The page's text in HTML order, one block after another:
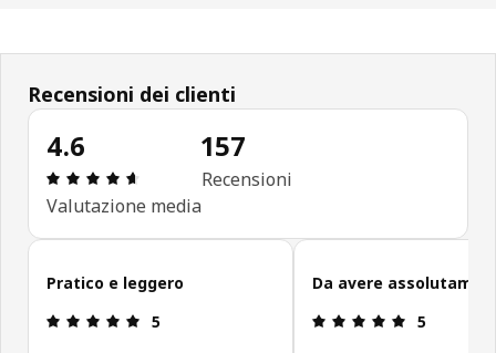
Recensioni dei clienti
4.6
Recensione: 4.6 di 5 stelle. Recensioni totali: 157
Valutazione media
157
Recensioni
Salta le recensioni
Pratico e leggero
Recensione: 5 di 5 stelle.
5
Da avere
5